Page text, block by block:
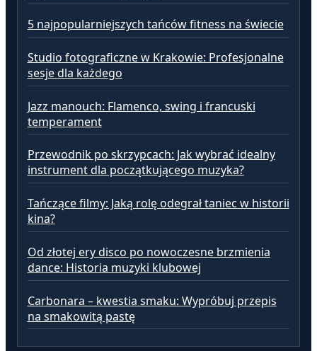
5 najpopularniejszych tańców fitness na świecie
Studio fotograficzne w Krakowie: Profesjonalne
sesje dla każdego
Jazz manouch: Flamenco, swing i francuski
temperament
Przewodnik po skrzypcach: Jak wybrać idealny
instrument dla początkującego muzyka?
Tańczące filmy: Jaką rolę odegrał taniec w historii
kina?
Od złotej ery disco po nowoczesne brzmienia
dance: Historia muzyki klubowej
Carbonara – kwestia smaku: Wypróbuj przepis
na smakowitą pastę